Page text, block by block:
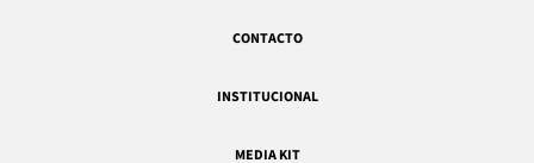
CONTACTO
INSTITUCIONAL
MEDIA KIT